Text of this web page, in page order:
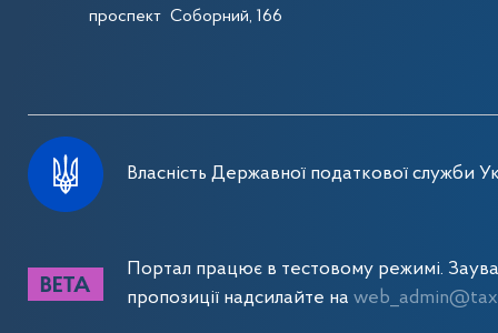
проспект Соборний, 166
Власність Державної податкової служби
Портал працює в тестовому режимі.
пропозиції надсилайте на